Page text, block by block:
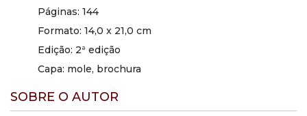
Páginas: 144
Formato: 14,0 x 21,0 cm
Edição: 2ª edição
Capa: mole, brochura
SOBRE O AUTOR